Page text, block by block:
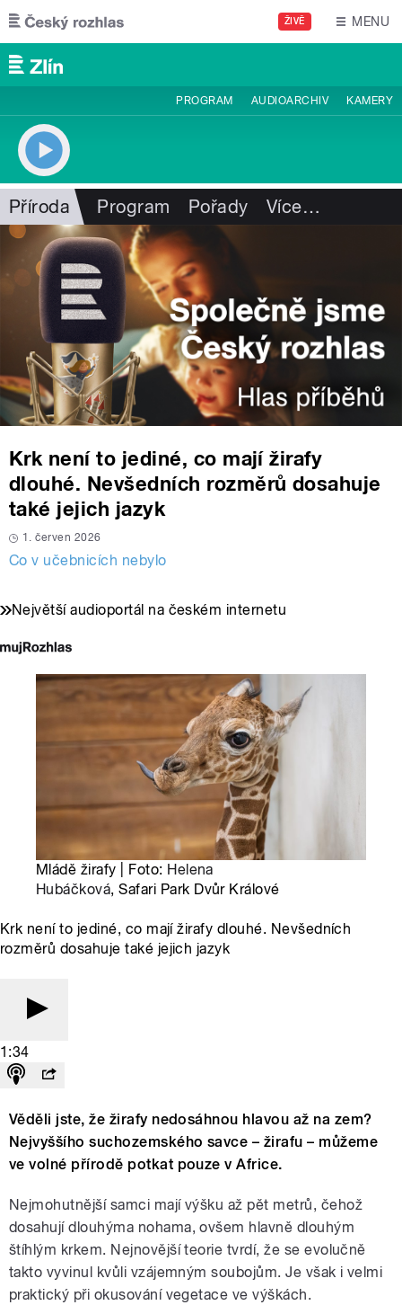
Přejít k hlavnímu obsahu
ŽIVĚ MENU
PROGRAM AUDIOARCHIV KAMERY
Příroda Program Pořady Více…
Krk není to jediné, co mají žirafy
dlouhé. Nevšedních rozměrů dosahuje
také jejich jazyk
1. červen 2026
Co v učebnicích nebylo
Největší audioportál na českém internetu
Mládě žirafy | Foto: Helena
Hubáčková, Safari Park Dvůr Králové
Krk není to jediné, co mají žirafy dlouhé. Nevšedních
rozměrů dosahuje také jejich jazyk
1:34
Věděli jste, že žirafy nedosáhnou hlavou až na zem?
Nejvyššího suchozemského savce – žirafu – můžeme
ve volné přírodě potkat pouze v Africe.
Nejmohutnější samci mají výšku až pět metrů, čehož
dosahují dlouhýma nohama, ovšem hlavně dlouhým
štíhlým krkem. Nejnovější teorie tvrdí, že se evolučně
takto vyvinul kvůli vzájemným soubojům. Je však i velmi
praktický při okusování vegetace ve výškách.